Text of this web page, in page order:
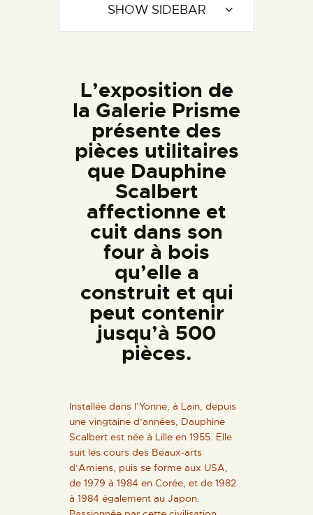
L’exposition de
la Galerie Prisme
présente des
pièces utilitaires
que Dauphine
Scalbert
affectionne et
cuit dans son
four à bois
qu’elle a
construit et qui
peut contenir
jusqu’à 500
pièces.
Installée dans l’Yonne, à Lain, depuis
une vingtaine d’années, Dauphine
Scalbert est née à Lille en 1955. Elle
suit les cours des Beaux-arts
d’Amiens, puis se forme aux USA,
de 1979 à 1984 en Corée, et de 1982
à 1984 également au Japon.
SHOW SIDEBAR